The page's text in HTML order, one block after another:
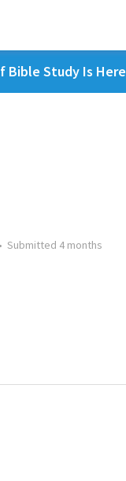
Bible Study Is Here
• Submitted 4 months